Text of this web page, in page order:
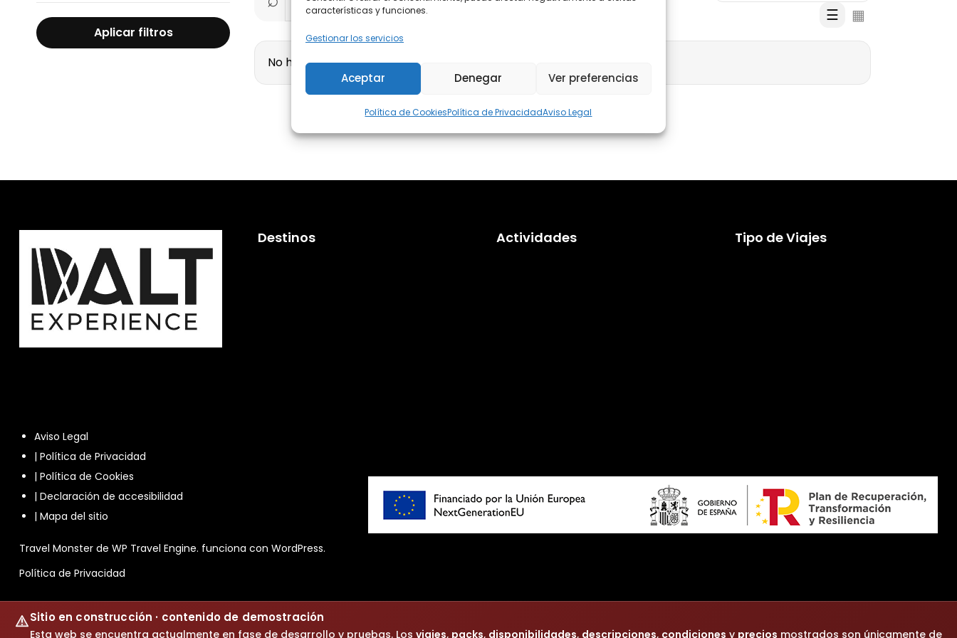
características y funciones.
Gestionar los servicios
Aceptar Denegar Ver preferencias
Política de CookiesPolítica de PrivacidadAviso Legal
Sitio en construcción · contenido de demostración
Esta web se encuentra actualmente en fase de desarrollo y pruebas. Los viajes, packs, disponibilidades, descripciones, condiciones y precios mostrados son únicamente de
Aplicar filtros
☰ ▦
No hay viajes disponibles con estos filtros.
Destinos Actividades Tipo de Viajes
Aviso Legal
| Política de Privacidad
| Política de Cookies
| Declaración de accesibilidad
| Mapa del sitio
Travel Monster de WP Travel Engine. funciona con WordPress.
Política de Privacidad